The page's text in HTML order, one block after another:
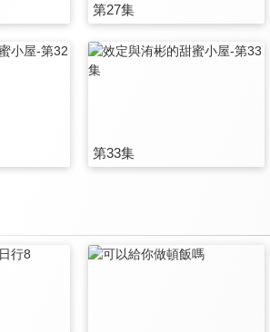
第27集
第33集